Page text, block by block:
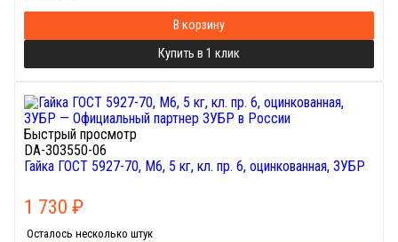
В корзину
Купить в 1 клик
Быстрый просмотр
DA-303550-06
Гайка ГОСТ 5927-70, M6, 5 кг, кл. пр. 6, оцинкованная, ЗУБР
1 730 ₽
Осталось несколько штук